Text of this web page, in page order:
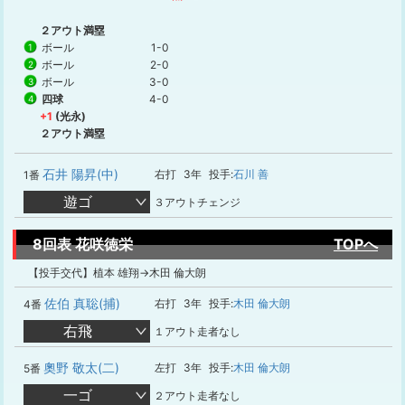
２アウト満塁
1 ボール 1-0
2 ボール 2-0
3 ボール 3-0
4 四球
4-0
+1 (光永)
２アウト満塁
1番 石井 陽昇(中) 右打 3年 投手:石川 善
遊ゴ ３アウトチェンジ
8回表 花咲徳栄 TOPへ
【投手交代】植本 雄翔→木田 倫大朗
4番 佐伯 真聡(捕) 右打 3年 投手:木田 倫大朗
右飛 １アウト走者なし
5番 奧野 敬太(二) 左打 3年 投手:木田 倫大朗
一ゴ ２アウト走者なし